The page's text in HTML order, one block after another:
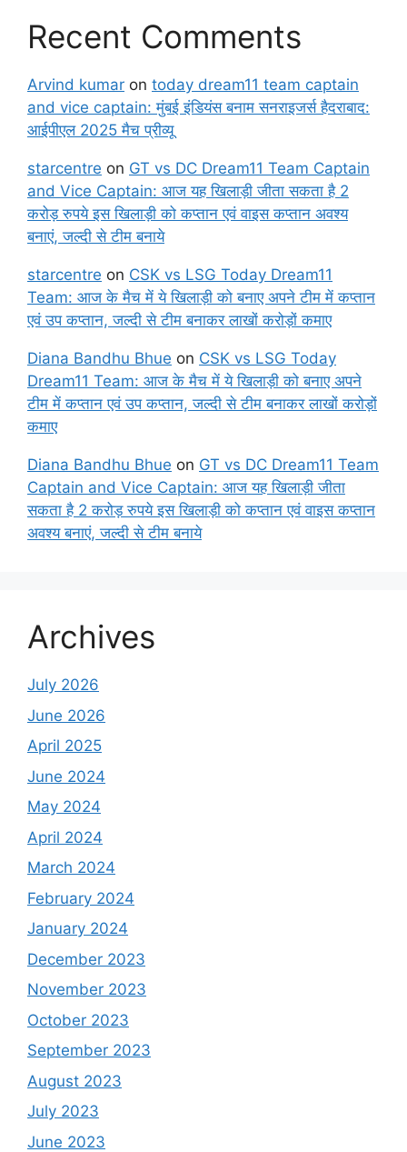
Recent Comments
Arvind kumar on today dream11 team captain
and vice captain: मुंबई इंडियंस बनाम सनराइजर्स हैदराबाद:
आईपीएल 2025 मैच प्रीव्यू
starcentre on GT vs DC Dream11 Team Captain
and Vice Captain: आज यह खिलाड़ी जीता सकता है 2
करोड़ रुपये इस खिलाड़ी को कप्तान एवं वाइस कप्तान अवश्य
बनाएं, जल्दी से टीम बनाये
starcentre on CSK vs LSG Today Dream11
Team: आज के मैच में ये खिलाड़ी को बनाए अपने टीम में कप्तान
एवं उप कप्तान, जल्दी से टीम बनाकर लाखों करोड़ों कमाए
Diana Bandhu Bhue on CSK vs LSG Today
Dream11 Team: आज के मैच में ये खिलाड़ी को बनाए अपने
टीम में कप्तान एवं उप कप्तान, जल्दी से टीम बनाकर लाखों करोड़ों
कमाए
Diana Bandhu Bhue on GT vs DC Dream11 Team
Captain and Vice Captain: आज यह खिलाड़ी जीता
सकता है 2 करोड़ रुपये इस खिलाड़ी को कप्तान एवं वाइस कप्तान
अवश्य बनाएं, जल्दी से टीम बनाये
Archives
July 2026
June 2026
April 2025
June 2024
May 2024
April 2024
March 2024
February 2024
January 2024
December 2023
November 2023
October 2023
September 2023
August 2023
July 2023
June 2023